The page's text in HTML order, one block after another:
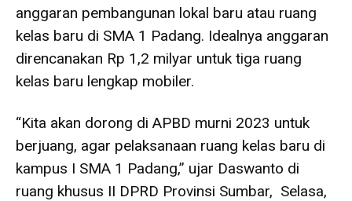
anggaran pembangunan lokal baru atau ruang
kelas baru di SMA 1 Padang. Idealnya anggaran
direncanakan Rp 1,2 milyar untuk tiga ruang
kelas baru lengkap mobiler.
“Kita akan dorong di APBD murni 2023 untuk
berjuang, agar pelaksanaan ruang kelas baru di
kampus I SMA 1 Padang,” ujar Daswanto di
ruang khusus II DPRD Provinsi Sumbar, Selasa,